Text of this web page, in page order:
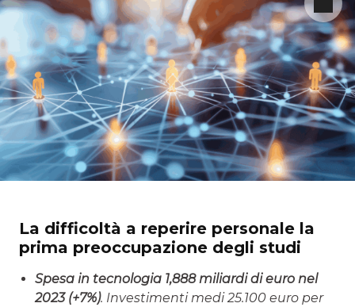
La difficoltà a reperire personale la
prima preoccupazione degli studi
Spesa in tecnologia 1,888 miliardi di euro nel
2023 (+7%). Investimenti medi 25.100 euro per